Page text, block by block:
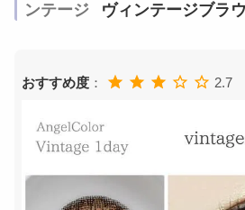
ンテージ
ヴィンテージブラ
おすすめ度 ： 2.7